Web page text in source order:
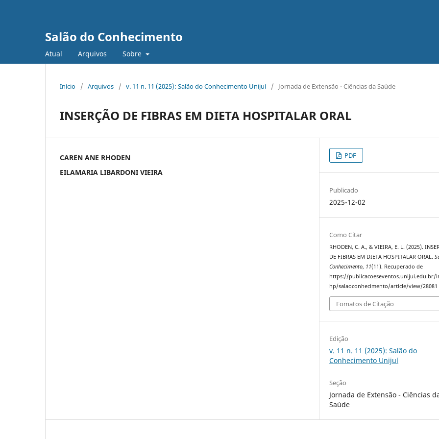
Salão do Conhecimento
Atual Arquivos Sobre
Início / Arquivos / v. 11 n. 11 (2025): Salão do Conhecimento Unijuí / Jornada de Extensão - Ciências da Saúde
INSERÇÃO DE FIBRAS EM DIETA HOSPITALAR ORAL
CAREN ANE RHODEN
EILAMARIA LIBARDONI VIEIRA
PDF
Publicado
2025-12-02
Como Citar
RHODEN, C. A., & VIEIRA, E. L. (2025).
DE FIBRAS EM DIETA HOSPITALAR ORAL.
Conhecimento, 11(11). Recuperado de
https://publicacoeseventos.unijui.edu.br/
hp/salaoconhecimento/article/view/28081
Fomatos de Citação
Edição
v. 11 n. 11 (2025): Salão do
Conhecimento Unijuí
Seção
Jornada de Extensão - Ciências
Saúde